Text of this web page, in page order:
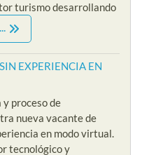
turismo desarrollando
EXPERIENCIA EN
proceso de
nueva vacante de
en modo virtual.
tecnológico y